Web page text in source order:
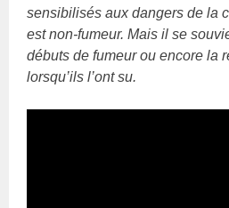
sensibilisés aux dangers de la
est non-fumeur. Mais il se
débuts de fumeur ou encore la
lorsqu’ils l’ont su.